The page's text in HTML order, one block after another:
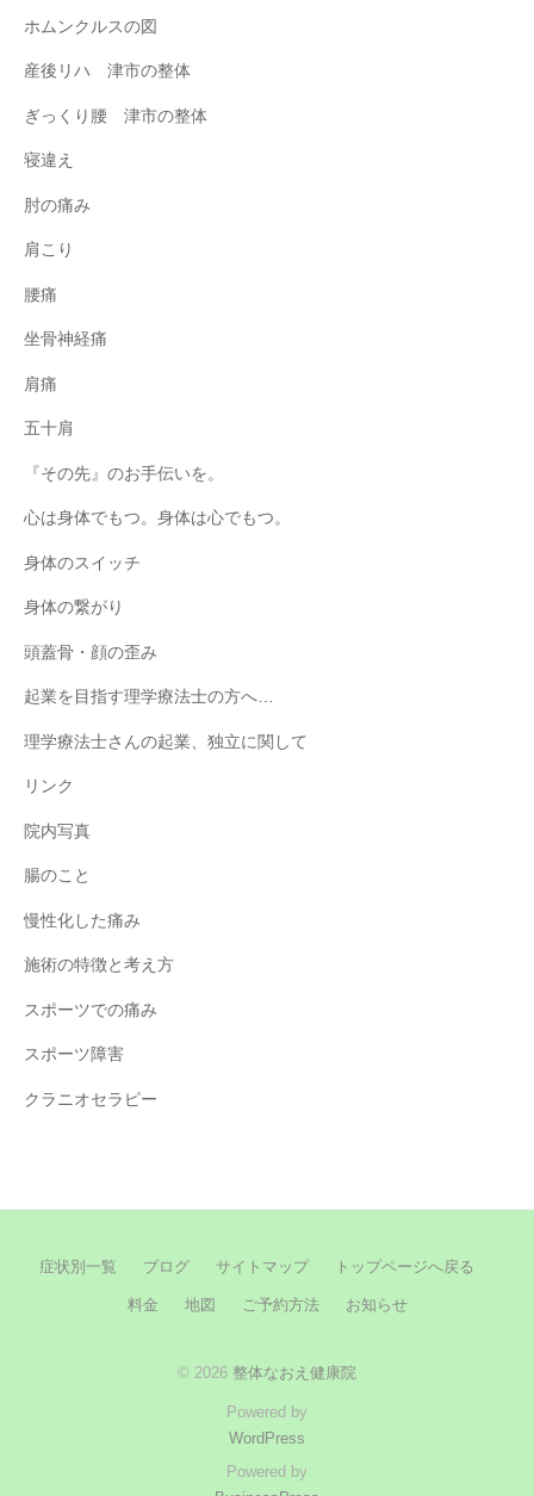
ホムンクルスの図
産後リハ 津市の整体
ぎっくり腰 津市の整体
寝違え
肘の痛み
肩こり
腰痛
坐骨神経痛
肩痛
五十肩
『その先』のお手伝いを。
心は身体でもつ。身体は心でもつ。
身体のスイッチ
身体の繋がり
頭蓋骨・顔の歪み
起業を目指す理学療法士の方へ…
理学療法士さんの起業、独立に関して
リンク
院内写真
腸のこと
慢性化した痛み
施術の特徴と考え方
スポーツでの痛み
スポーツ障害
クラニオセラピー
症状別一覧 ブログ サイトマップ トップページへ戻る
料金 地図 ご予約方法 お知らせ
© 2026 整体なおえ健康院
Powered by
WordPress
Powered by